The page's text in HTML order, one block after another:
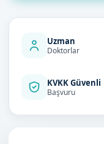
Uzman
Doktorlar
KVKK Güvenli
Başvuru